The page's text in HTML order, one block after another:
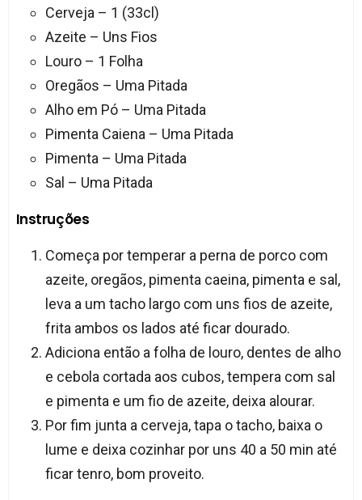
Cerveja – 1 (33cl)
Azeite – Uns Fios
Louro – 1 Folha
Oregãos – Uma Pitada
Alho em Pó – Uma Pitada
Pimenta Caiena – Uma Pitada
Pimenta – Uma Pitada
Sal – Uma Pitada
Instruções
Começa por temperar a perna de porco com
azeite, oregãos, pimenta caeina, pimenta e sal,
leva a um tacho largo com uns fios de azeite,
frita ambos os lados até ficar dourado.
Adiciona então a folha de louro, dentes de alho
e cebola cortada aos cubos, tempera com sal
e pimenta e um fio de azeite, deixa alourar.
Por fim junta a cerveja, tapa o tacho, baixa o
lume e deixa cozinhar por uns 40 a 50 min até
ficar tenro, bom proveito.